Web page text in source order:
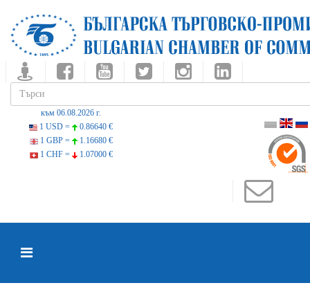
към 06.08.2026 г.
1 USD =
0.86640 €
1 GBP =
1.16680 €
1 CHF =
1.07000 €